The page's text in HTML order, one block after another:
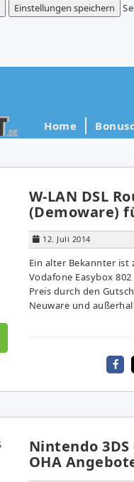
Einstellungen speichern
Home
W-LAN DSL
(Demoware)
12. Juli 2014
Ein alter Bekannter ist
Vodafone Easybox
Preis durch den
Neuware und
Nintendo
OHA